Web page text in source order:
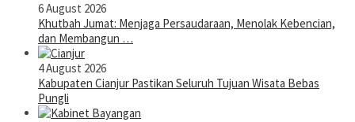
6 August 2026
Khutbah Jumat: Menjaga Persaudaraan, Menolak Kebencian,
dan Membangun …
4 August 2026
Kabupaten Cianjur Pastikan Seluruh Tujuan Wisata Bebas
Pungli